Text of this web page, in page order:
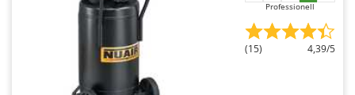
Oriental Koshin
Professionell
(15) 4,39/5